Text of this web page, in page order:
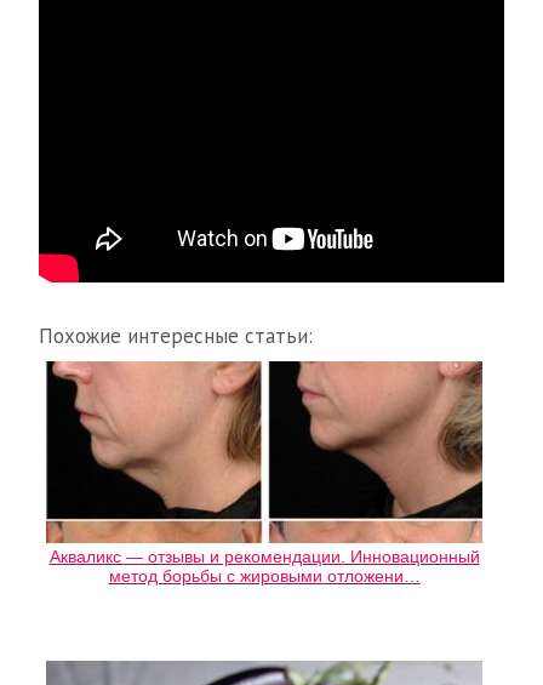
Похожие интересные статьи:
Акваликс — отзывы и рекомендации. Инновационный
метод борьбы с жировыми отложени…